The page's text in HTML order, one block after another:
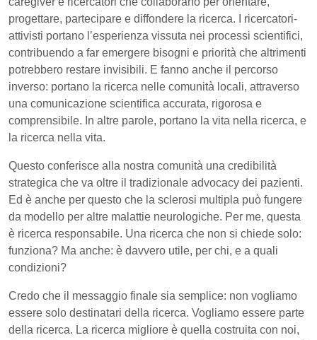
progettare, partecipare e diffondere la ricerca. I ricercatori-
attivisti portano l’esperienza vissuta nei processi scientifici,
contribuendo a far emergere bisogni e priorità che altrimenti
potrebbero restare invisibili. E fanno anche il percorso
inverso: portano la ricerca nelle comunità locali, attraverso
una comunicazione scientifica accurata, rigorosa e
comprensibile. In altre parole, portano la vita nella ricerca, e
la ricerca nella vita.
Questo conferisce alla nostra comunità una credibilità
strategica che va oltre il tradizionale advocacy dei pazienti.
Ed è anche per questo che la sclerosi multipla può fungere
da modello per altre malattie neurologiche. Per me, questa
è ricerca responsabile. Una ricerca che non si chiede solo:
funziona? Ma anche: è davvero utile, per chi, e a quali
condizioni?
Credo che il messaggio finale sia semplice: non vogliamo
essere solo destinatari della ricerca. Vogliamo essere parte
della ricerca. La ricerca migliore è quella costruita con noi,